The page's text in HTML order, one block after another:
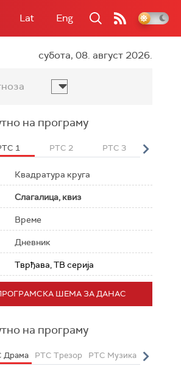
Lat Eng
субота, 08. август 2026.
на програму
1 РТС 2 РТС 3 РТС
Квадратура круга
Слагалица, квиз
Време
Дневник
Тврђава, ТВ серија
ШЕМА ЗА ДАНАС
на програму
Драма РТС Трезор РТС Музика РТС